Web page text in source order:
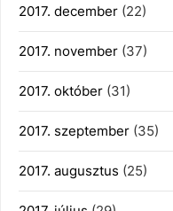
2017. december (22)
2017. november (37)
2017. október (31)
2017. szeptember (35)
2017. augusztus (25)